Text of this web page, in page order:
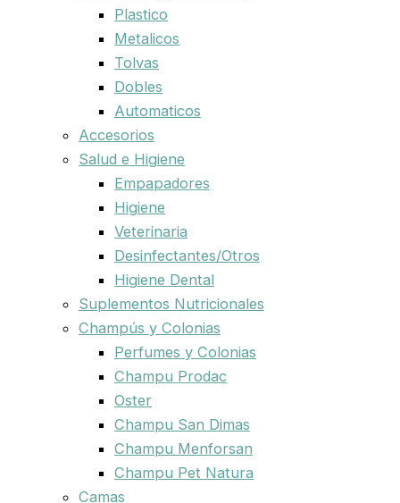
Plastico
Metalicos
Tolvas
Dobles
Automaticos
Accesorios
Salud e Higiene
Empapadores
Higiene
Veterinaria
Desinfectantes/Otros
Higiene Dental
Suplementos Nutricionales
Champús y Colonias
Perfumes y Colonias
Champu Prodac
Oster
Champu San Dimas
Champu Menforsan
Champu Pet Natura
Camas